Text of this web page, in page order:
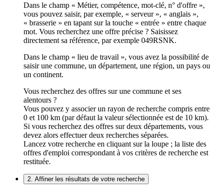
Dans le champ « Métier, compétence, mot-clé, n° d'offre »,
vous pouvez saisir, par exemple, « serveur », « anglais »,
« brasserie » en tapant sur la touche « entrée » entre chaque
mot. Vous recherchez une offre précise ? Saisissez
directement sa référence, par exemple 049RSNK.
Dans le champ « lieu de travail », vous avez la possibilité de
saisir une commune, un département, une région, un pays ou
un continent.
Vous recherchez des offres sur une commune et ses
alentours ?
Vous pouvez y associer un rayon de recherche compris entre
0 et 100 km (par défaut la valeur sélectionnée est de 10 km).
Si vous recherchez des offres sur deux départements, vous
devez alors effectuer deux recherches séparées.
Lancez votre recherche en cliquant sur la loupe ; la liste des
offres d'emploi correspondant à vos critères de recherche est
restituée.
2. Affiner les résultats de votre recherche